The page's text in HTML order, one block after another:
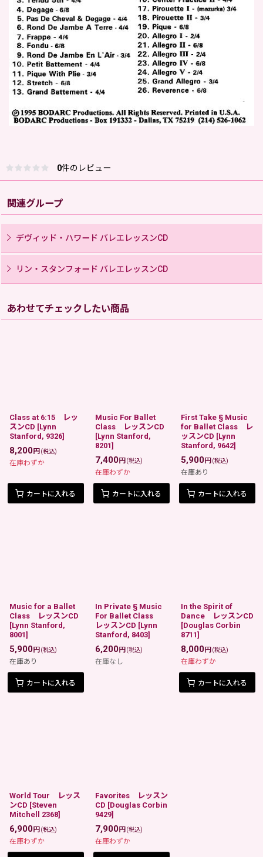
0件のレビュー
関連グループ
デヴィッド・ハワード バレエレッスンCD
リン・スタンフォード バレエレッスンCD
あわせてチェックしたい商品
Class at 6:15 レッ
スンCD [Lynn
Stanford, 9326]
8,200円 (税込)
在庫わずか
カートに入れる
Music For Ballet
Class レッスンCD
[Lynn Stanford,
8201]
7,400円 (税込)
在庫わずか
カートに入れる
First Take § Music
for Ballet Class レ
ッスンCD [Lynn
Stanford, 9642]
5,900円 (税込)
在庫あり
カートに入れる
Music for a Ballet
Class レッスンCD
[Lynn Stanford,
8001]
5,900円 (税込)
在庫あり
カートに入れる
In Private § Music
For Ballet Class
レッスンCD [Lynn
Stanford, 8403]
6,200円 (税込)
在庫なし
In the Spirit of
Dance レッスンCD
[Douglas Corbin
8711]
8,000円 (税込)
在庫わずか
カートに入れる
World Tour レッス
ンCD [Steven
Mitchell 2368]
6,900円 (税込)
在庫わずか
Favorites レッスン
CD [Douglas Corbin
9429]
7,900円 (税込)
在庫わずか